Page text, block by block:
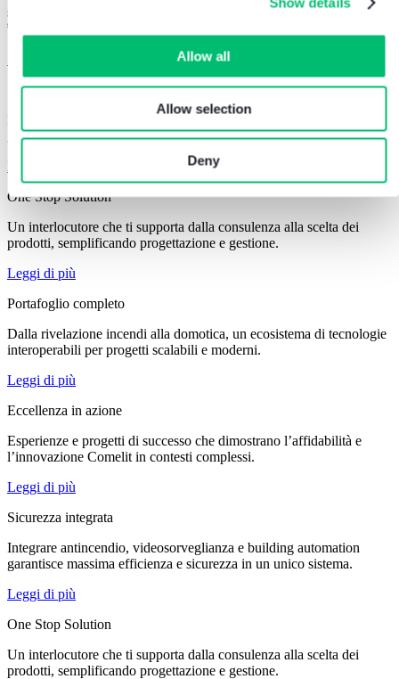
Allow all
Allow selection
Deny
Scopri come progettare con più controllo, meno imprevisti e il supporto di un partner
sempre al tuo fianco!
Sicurezza integrata
Integrare antincendio, videosorveglianza e building automation
garantisce massima efficienza e sicurezza in un unico sistema.
Leggi di più
One Stop Solution
Un interlocutore che ti supporta dalla consulenza alla scelta dei
prodotti, semplificando progettazione e gestione.
Leggi di più
Portafoglio completo
Dalla rivelazione incendi alla domotica, un ecosistema di tecnologie
interoperabili per progetti scalabili e moderni.
Leggi di più
Eccellenza in azione
Esperienze e progetti di successo che dimostrano l’affidabilità e
l’innovazione Comelit in contesti complessi.
Leggi di più
Sicurezza integrata
Integrare antincendio, videosorveglianza e building automation
garantisce massima efficienza e sicurezza in un unico sistema.
Leggi di più
One Stop Solution
Un interlocutore che ti supporta dalla consulenza alla scelta dei
prodotti, semplificando progettazione e gestione.